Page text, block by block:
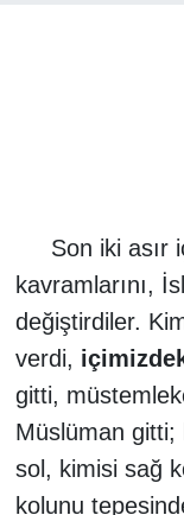
Son iki asır
kavramlarını,
değiştirdiler.
verdi,
gitti,
Müslüman gitti;
sol, kimisi sağ
kolunu